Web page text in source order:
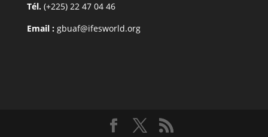
Tél. (+225) 22 47 04 46
Email : gbuaf@ifesworld.org